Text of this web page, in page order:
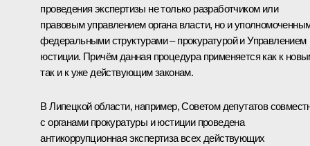
проведения экспертизы не только разработчиком или
правовым управлением органа власти, но и
федеральными структурами – прокуратурой и Управлением
юстиции. Причём данная процедура применяется как к
так и к уже действующим законам.
В Липецкой области, например, Советом депутатов
с органами прокуратуры и юстиции проведена
антикоррупционная экспертиза всех действующих